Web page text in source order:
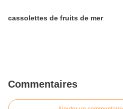
cassolettes de fruits de mer
Commentaires